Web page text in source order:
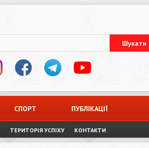
СПОРТ ПУБЛІКАЦІЇ
ТЕРИТОРІЯ УСПІХУ КОНТАКТИ